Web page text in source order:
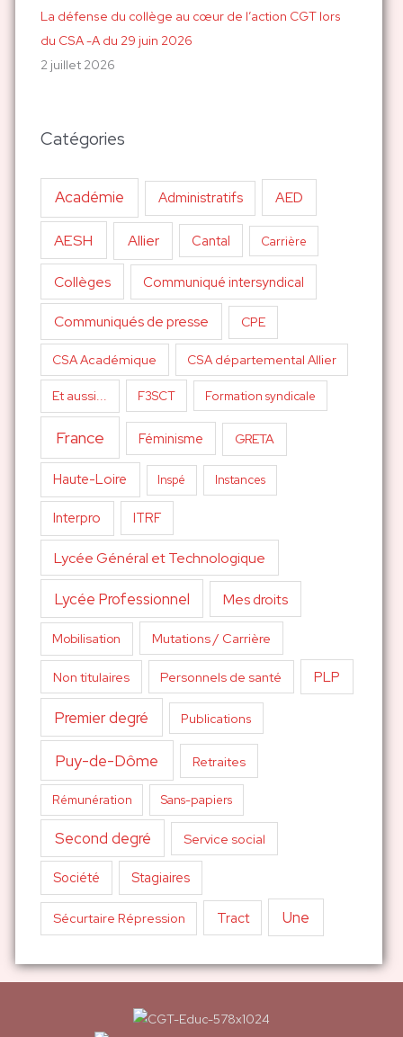
La défense du collège au cœur de l’action CGT lors
du CSA -A du 29 juin 2026
2 juillet 2026
Catégories
Académie Administratifs AED
AESH Allier Cantal Carrière
Collèges Communiqué intersyndical
Communiqués de presse CPE
CSA Académique CSA départemental Allier
Et aussi... F3SCT Formation syndicale
France Féminisme GRETA
Haute-Loire Inspé Instances
Interpro ITRF
Lycée Général et Technologique
Lycée Professionnel Mes droits
Mobilisation Mutations / Carrière
Non titulaires Personnels de santé PLP
Premier degré Publications
Puy-de-Dôme Retraites
Rémunération Sans-papiers
Second degré Service social
Société Stagiaires
Sécurtaire Répression Tract Une